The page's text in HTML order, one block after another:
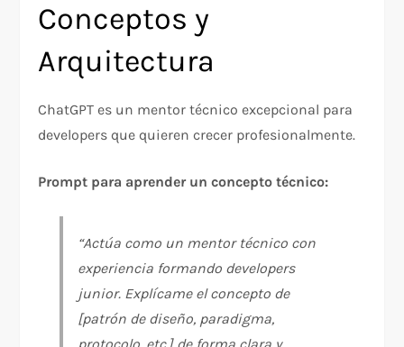
Conceptos y
Arquitectura
ChatGPT es un mentor técnico excepcional para
developers que quieren crecer profesionalmente.
Prompt para aprender un concepto técnico:
“Actúa como un mentor técnico con
experiencia formando developers
junior. Explícame el concepto de
[patrón de diseño, paradigma,